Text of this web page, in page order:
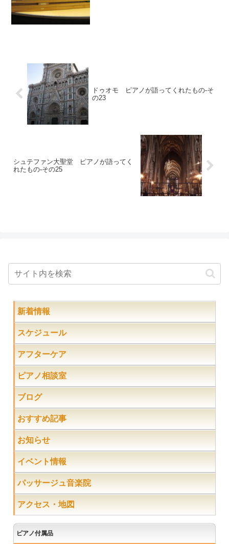
ドゥオモ ピアノが語ってくれたもの-そ
の23
シュテファン大聖堂 ピアノが語ってく
れたもの-その25
新着情報
スケジュール
アフターケア
ピアノ相談室
ブログ
おすすめ記事
お知らせ
イベント情報
パッサージュ音楽院
アクセス・地図
ピアノ付属品